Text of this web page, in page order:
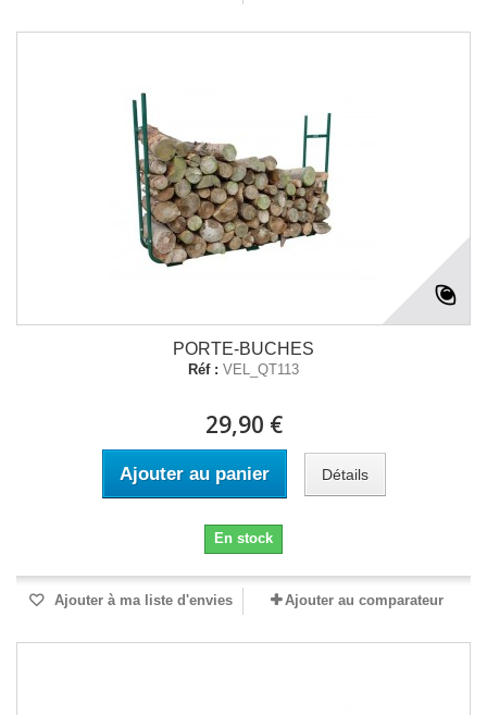
PORTE-BUCHES
Réf : VEL_QT113
29,90 €
Ajouter au panier Détails
En stock
Ajouter à ma liste d'envies Ajouter au comparateur